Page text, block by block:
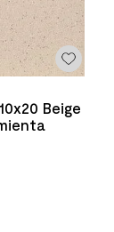
Beige